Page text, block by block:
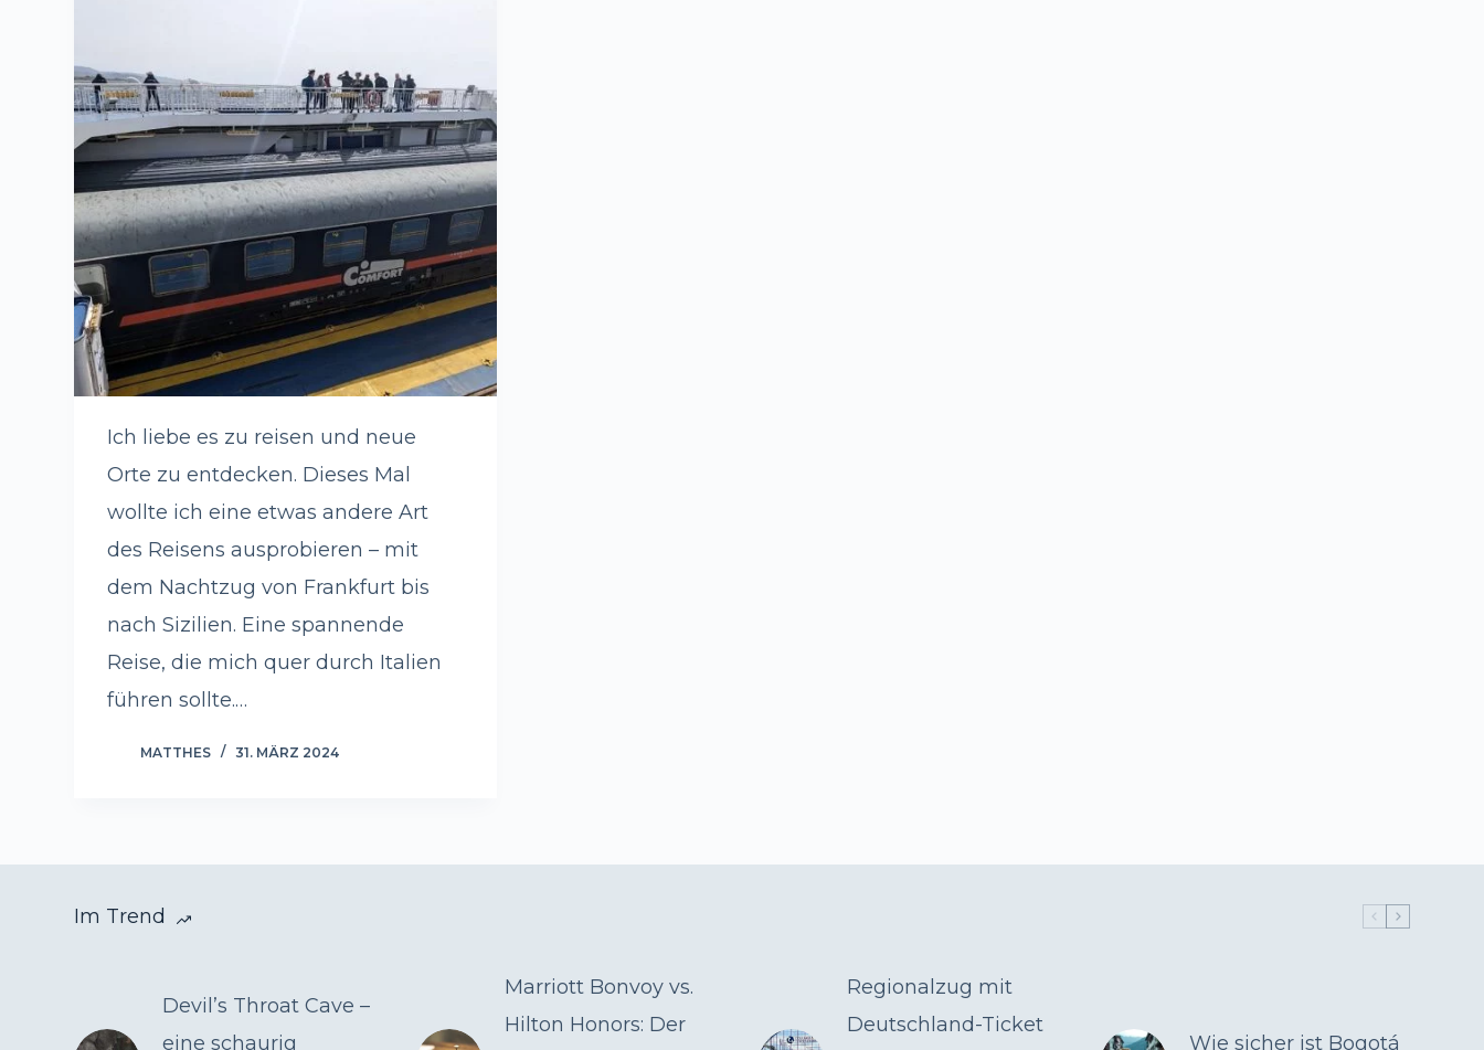
Ich liebe es zu reisen und neue
Orte zu entdecken. Dieses Mal
wollte ich eine etwas andere Art
des Reisens ausprobieren – mit
dem Nachtzug von Frankfurt bis
nach Sizilien. Eine spannende
Reise, die mich quer durch Italien
führen sollte.…
MATTHES 31. MÄRZ 2024
Im Trend
Devil’s Throat Cave –
eine schaurig
Marriott Bonvoy vs.
Hilton Honors: Der
Regionalzug mit
Deutschland-Ticket
Wie sicher ist Bogotá